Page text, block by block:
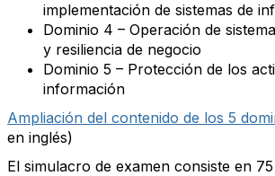
implementación de sistemas de
Dominio 4 – Operación de
y resiliencia de negocio
Dominio 5 – Protección de los
información
Ampliación del contenido de los 5
en inglés)
El simulacro de examen consiste en